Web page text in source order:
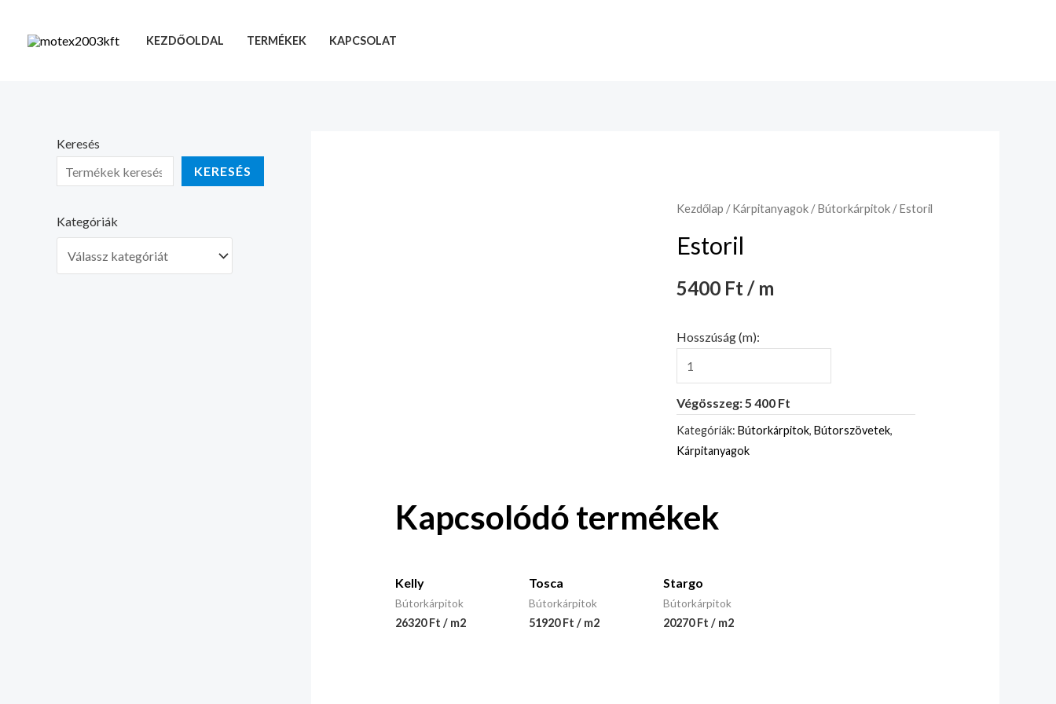
KEZDŐOLDAL TERMÉKEK KAPCSOLAT
Keresés
KERESÉS
Kategóriák
Kezdőlap /Kárpitanyagok/Bútorkárpitok/ Estoril
Estoril
5400 Ft / m
Hosszúság (m):
Végösszeg: 5 400 Ft
Kategóriák: Bútorkárpitok, Bútorszövetek,
Kárpitanyagok
Kapcsolódó termékek
Kelly
Bútorkárpitok
26320 Ft / m2
Tosca
Bútorkárpitok
51920 Ft / m2
Stargo
Bútorkárpitok
20270 Ft / m2